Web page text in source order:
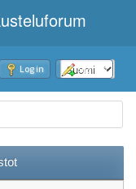
Log in Sign up